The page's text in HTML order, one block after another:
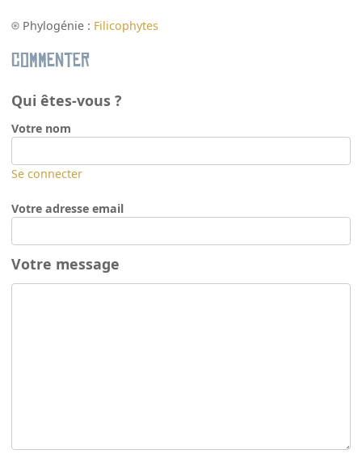
Phylogénie : Filicophytes
Commenter
Qui êtes-vous ?
Votre nom
Se connecter
Votre adresse email
Votre message